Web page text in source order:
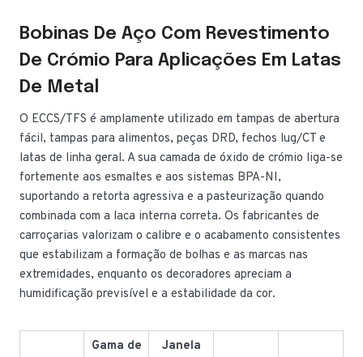
Bobinas De Aço Com Revestimento
De Crómio Para Aplicações Em Latas
De Metal
O ECCS/TFS é amplamente utilizado em tampas de abertura
fácil, tampas para alimentos, peças DRD, fechos lug/CT e
latas de linha geral. A sua camada de óxido de crómio liga-se
fortemente aos esmaltes e aos sistemas BPA-NI,
suportando a retorta agressiva e a pasteurização quando
combinada com a laca interna correta. Os fabricantes de
carroçarias valorizam o calibre e o acabamento consistentes
que estabilizam a formação de bolhas e as marcas nas
extremidades, enquanto os decoradores apreciam a
humidificação previsível e a estabilidade da cor.
Gama de
Janela